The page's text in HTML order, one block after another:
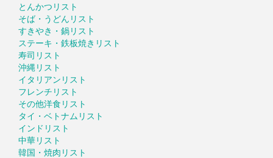
とんかつリスト
そば・うどんリスト
すきやき・鍋リスト
ステーキ・鉄板焼きリスト
寿司リスト
沖縄リスト
イタリアンリスト
フレンチリスト
その他洋食リスト
タイ・ベトナムリスト
インドリスト
中華リスト
韓国・焼肉リスト